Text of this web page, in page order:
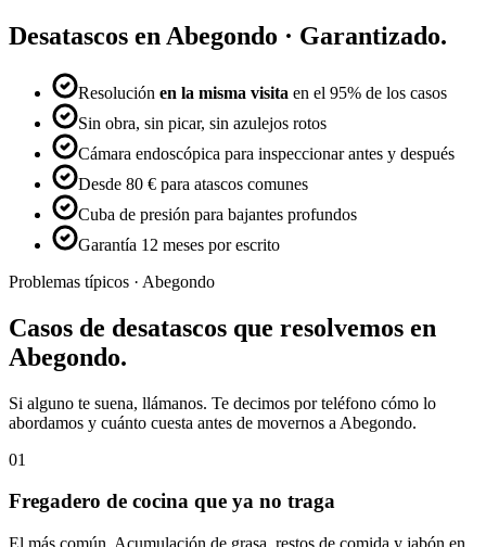
Desatascos en Abegondo · Garantizado.
Resolución en la misma visita en el 95% de los casos
Sin obra, sin picar, sin azulejos rotos
Cámara endoscópica para inspeccionar antes y después
Desde 80 € para atascos comunes
Cuba de presión para bajantes profundos
Garantía 12 meses por escrito
Problemas típicos · Abegondo
Casos de desatascos que resolvemos en
Abegondo.
Si alguno te suena, llámanos. Te decimos por teléfono cómo lo
abordamos y cuánto cuesta antes de movernos a Abegondo.
01
Fregadero de cocina que ya no traga
El más común. Acumulación de grasa, restos de comida y jabón en